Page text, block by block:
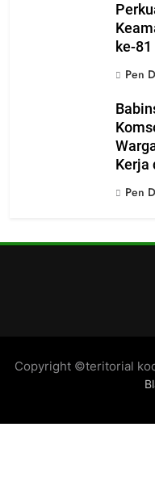
ke-81
Pen
Kerja
Pen
Copyright ©teritorial